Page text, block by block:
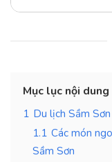
Mục lục nội dung
1 Du lịch Sầm
1.1 Các món
Sầm Sơn